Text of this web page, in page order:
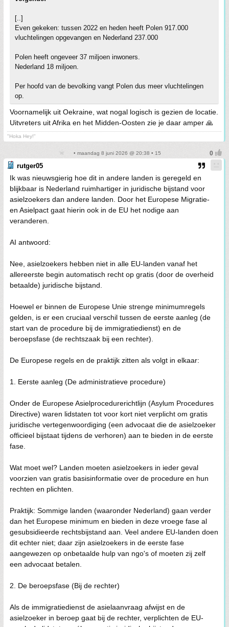
[..]
Even gekeken: tussen 2022 en heden heeft Polen 917.000
vluchtelingen opgevangen en Nederland 237.000
Polen heeft ongeveer 37 miljoen inwoners.
Nederland 18 miljoen.
Per hoofd van de bevolking vangt Polen dus meer vluchtelingen
op.
Voornamelijk uit Oekraine, wat nogal logisch is gezien de locatie.
Uitvreters uit Afrika en het Midden-Oosten zie je daar amper 🙏
"Hoka Hey!"
• maandag 8 juni 2026 @ 20:38 • 15
rutger05
Ik was nieuwsgierig hoe dit in andere landen is geregeld en
blijkbaar is Nederland ruimhartiger in juridische bijstand voor
asielzoekers dan andere landen. Door het Europese Migratie-
en Asielpact gaat hierin ook in de EU het nodige aan
veranderen.
AI antwoord:
Nee, asielzoekers hebben niet in alle EU-landen vanaf het
allereerste begin automatisch recht op gratis (door de overheid
betaalde) juridische bijstand.
Hoewel er binnen de Europese Unie strenge minimumregels
gelden, is er een cruciaal verschil tussen de eerste aanleg (de
start van de procedure bij de immigratiedienst) en de
beroepsfase (de rechtszaak bij een rechter).
De Europese regels en de praktijk zitten als volgt in elkaar:
1. Eerste aanleg (De administratieve procedure)
Onder de Europese Asielprocedurerichtlijn (Asylum Procedures
Directive) waren lidstaten tot voor kort niet verplicht om gratis
juridische vertegenwoordiging (een advocaat die de asielzoeker
officieel bijstaat tijdens de verhoren) aan te bieden in de eerste
fase.
Wat moet wel? Landen moeten asielzoekers in ieder geval
voorzien van gratis basisinformatie over de procedure en hun
rechten en plichten.
Praktijk: Sommige landen (waaronder Nederland) gaan verder
dan het Europese minimum en bieden in deze vroege fase al
gesubsidieerde rechtsbijstand aan. Veel andere EU-landen doen
dit echter niet; daar zijn asielzoekers in de eerste fase
aangewezen op onbetaalde hulp van ngo's of moeten zij zelf
een advocaat betalen.
2. De beroepsfase (Bij de rechter)
Als de immigratiedienst de asielaanvraag afwijst en de
asielzoeker in beroep gaat bij de rechter, verplichten de EU-